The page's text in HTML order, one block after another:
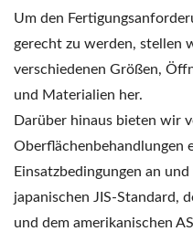
Um den
gerecht zu werden, stellen
verschiedenen Größen,
und Materialien her.
Darüber hinaus bieten wir
Oberflächenbehandlungen
Einsatzbedingungen an
japanischen JIS-Standard,
und dem amerikanischen